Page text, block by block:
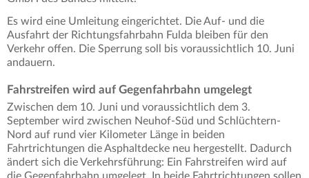
Es wird eine Umleitung eingerichtet. Die Auf- und die
Ausfahrt der Richtungsfahrbahn Fulda bleiben für den
Verkehr offen. Die Sperrung soll bis voraussichtlich 10. Juni
andauern.
Fahrstreifen wird auf Gegenfahrbahn umgelegt
Zwischen dem 10. Juni und voraussichtlich dem 3.
September wird zwischen Neuhof-Süd und Schlüchtern-
Nord auf rund vier Kilometer Länge in beiden
Fahrtrichtungen die Asphaltdecke neu hergestellt. Dadurch
ändert sich die Verkehrsführung: Ein Fahrstreifen wird auf